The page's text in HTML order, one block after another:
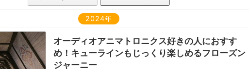
2024年
オーディオアニマトロニクス好きの人におすす
め！キューラインもじっくり楽しめるフローズン
ジャーニー